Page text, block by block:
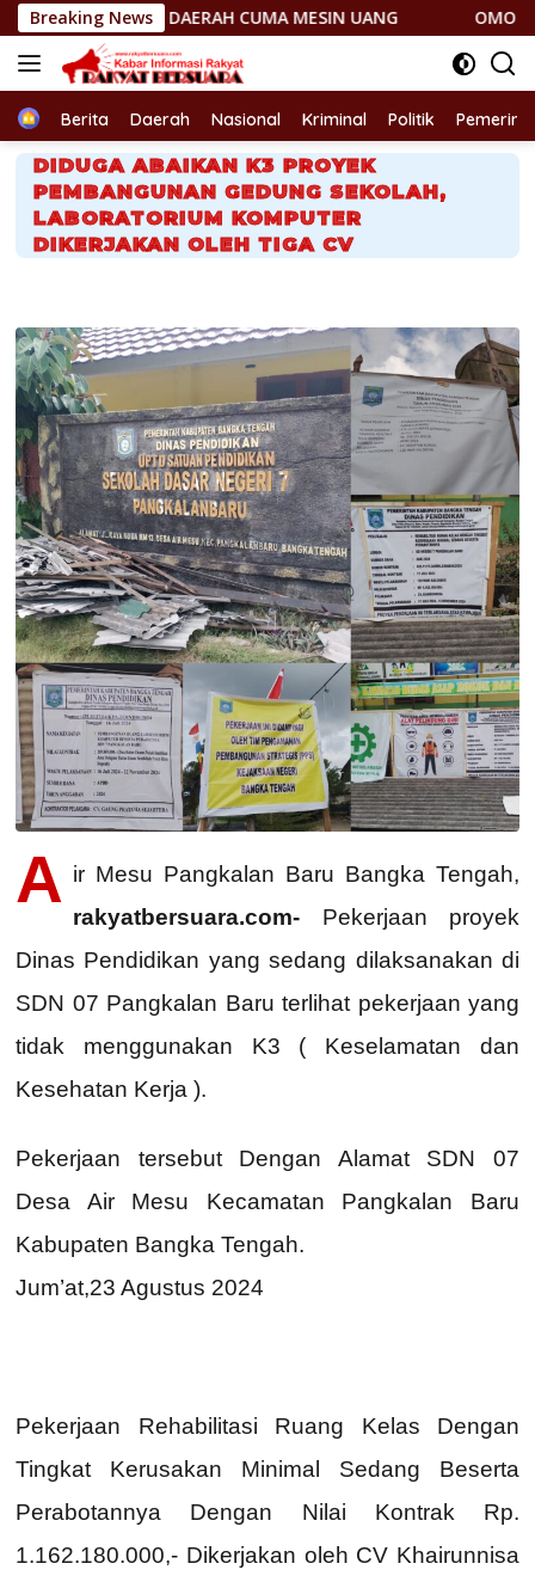
Langsung
ke
konten
Breaking News
CUMA MESIN UANG OMONG KOSONG! JANTUNG
HomeBerita Daerah Nasional Kriminal Politik
DIDUGA ABAIKAN K3 PROYEK
PEMBANGUNAN GEDUNG SEKOLAH,
LABORATORIUM KOMPUTER
DIKERJAKAN OLEH TIGA CV
A ir Mesu Pangkalan Baru Bangka Tengah,
rakyatbersuara.com- Pekerjaan proyek
Dinas Pendidikan yang sedang dilaksanakan di
SDN 07 Pangkalan Baru terlihat pekerjaan yang
tidak menggunakan K3 ( Keselamatan dan
Kesehatan Kerja ).
Pekerjaan tersebut Dengan Alamat SDN 07
Desa Air Mesu Kecamatan Pangkalan Baru
Kabupaten Bangka Tengah.
Jum’at,23 Agustus 2024
Pekerjaan Rehabilitasi Ruang Kelas Dengan
Tingkat Kerusakan Minimal Sedang Beserta
Perabotannya Dengan Nilai Kontrak Rp.
1.162.180.000,- Dikerjakan oleh CV Khairunnisa